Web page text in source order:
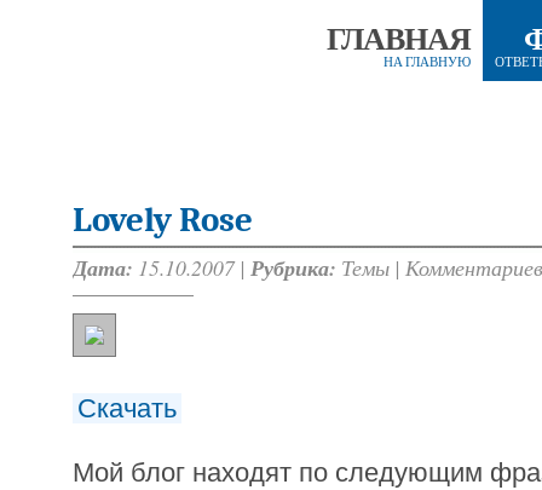
ГЛАВНАЯ
НА ГЛАВНУЮ
Lovely Rose
Дата: 15.10.2007 | Рубрика: Темы |
Скачать
Мой блог находят по следующим